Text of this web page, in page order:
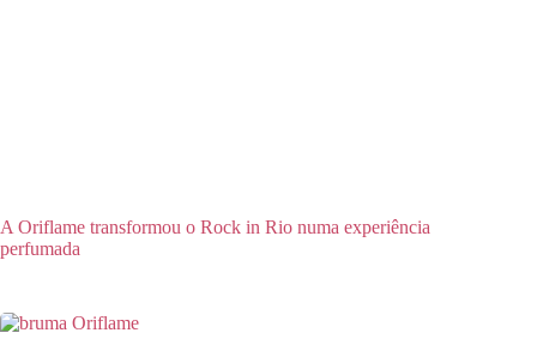
A Oriflame transformou o Rock in Rio numa experiência
perfumada